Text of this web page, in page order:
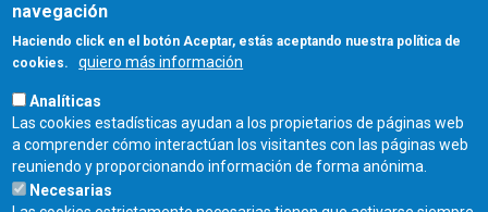
navegación
Haciendo click en el botón Aceptar, estás aceptando nuestra política de
cookies.
quiero más información
Analíticas
Las cookies estadísticas ayudan a los propietarios de páginas web
a comprender cómo interactúan los visitantes con las páginas web
reuniendo y proporcionando información de forma anónima.
Necesarias